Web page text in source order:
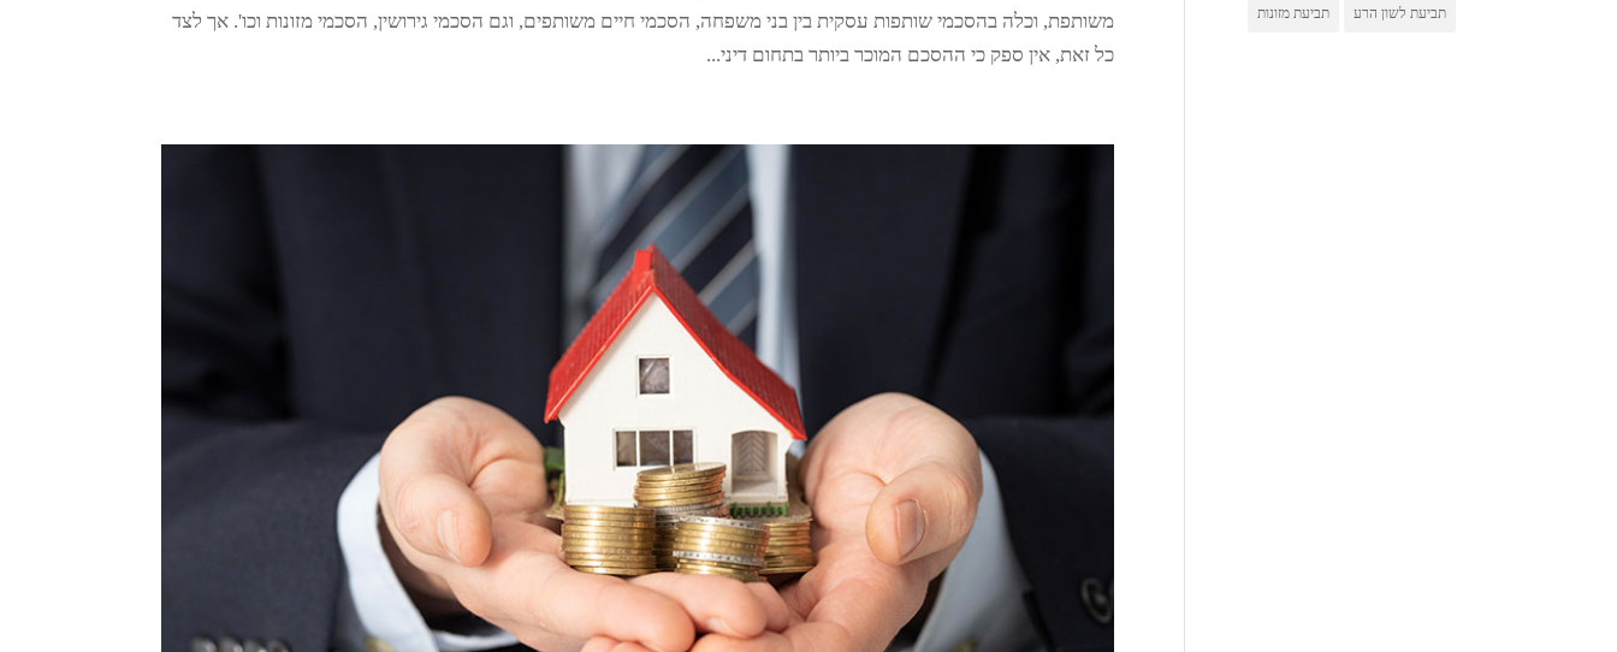
משותפת, וכלה בהסכמי שותפות עסקית בין בני משפחה, הסכמי חיים משותפים, וגם הסכמי גירושין, הסכמי מזונות וכו'. אך לצד
כל זאת, אין ספק כי ההסכם המוכר ביותר בתחום דיני...
תביעת לשון הרע תביעת מזונות